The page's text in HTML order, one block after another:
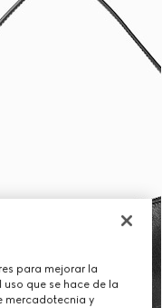
para mejorar la
que se hace de la
mercadotecnia y